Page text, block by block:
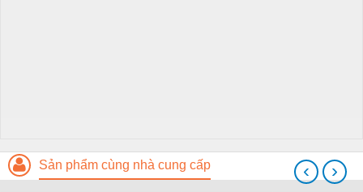
Sản phẩm cùng nhà cung cấp ‹ ›